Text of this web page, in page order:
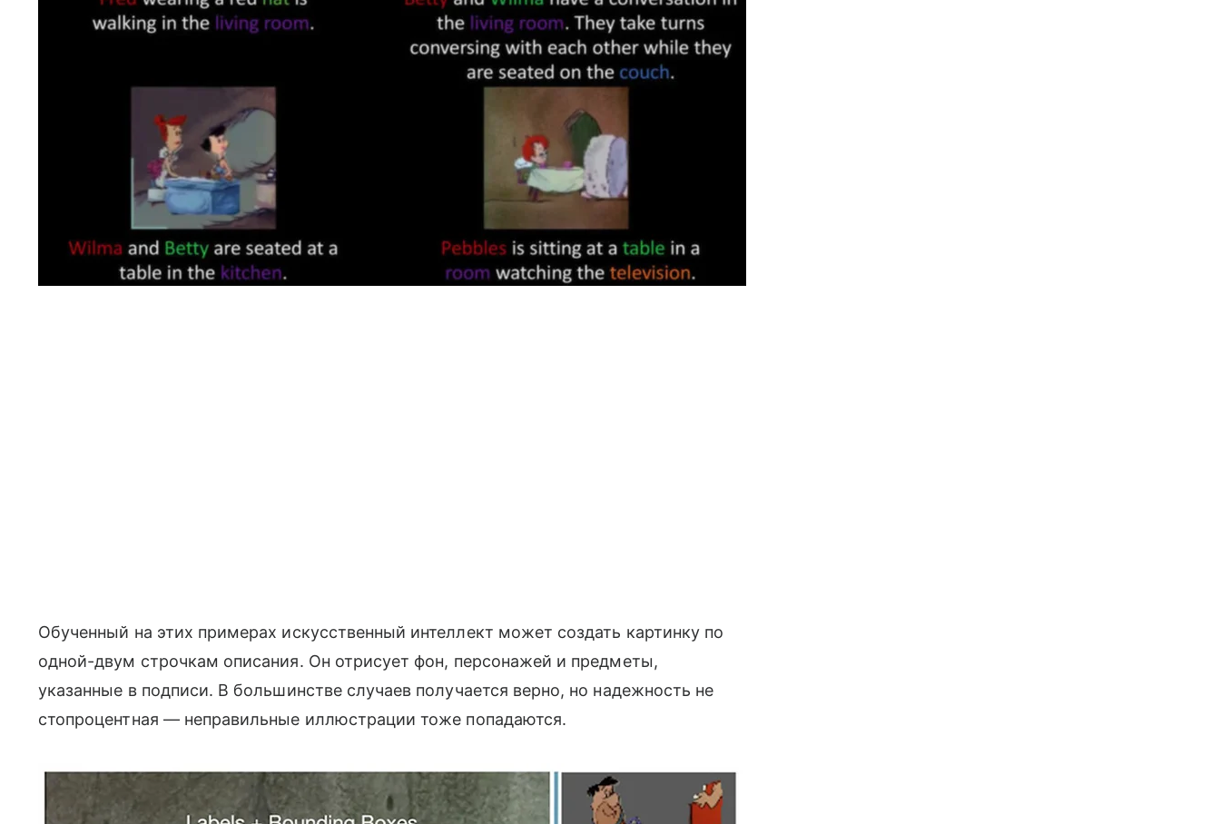
Обученный на этих примерах искусственный интеллект может создать картинку по
одной-двум строчкам описания. Он отрисует фон, персонажей и предметы,
указанные в подписи. В большинстве случаев получается верно, но надежность не
стопроцентная — неправильные иллюстрации тоже попадаются.